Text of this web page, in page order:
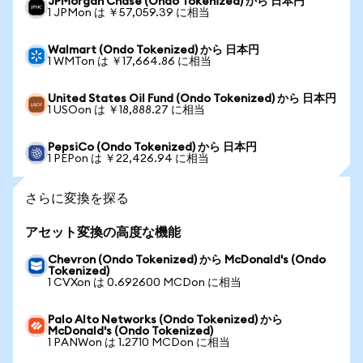
1 JPMon は ￥57,059.39 に相当
Walmart (Ondo Tokenized) から 日本円
1 WMTon は ￥17,664.86 に相当
United States Oil Fund (Ondo Tokenized) から 日本円
1 USOon は ￥18,888.27 に相当
PepsiCo (Ondo Tokenized) から 日本円
1 PEPon は ￥22,426.94 に相当
さらに変換を探る
アセット変換の高度な機能
Chevron (Ondo Tokenized) から McDonald's (Ondo
Tokenized)
1 CVXon は 0.692600 MCDon に相当
Palo Alto Networks (Ondo Tokenized) から
McDonald's (Ondo Tokenized)
1 PANWon は 1.2710 MCDon に相当